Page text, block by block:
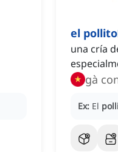
el pollito
una cría
gà
Ex: El